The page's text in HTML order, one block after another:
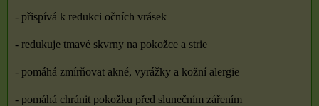
- přispívá k redukci očních vrásek
- redukuje tmavé skvrny na pokožce a strie
- pomáhá zmírňovat akné, vyrážky a kožní alergie
- pomáhá chránit pokožku před slunečním zářením